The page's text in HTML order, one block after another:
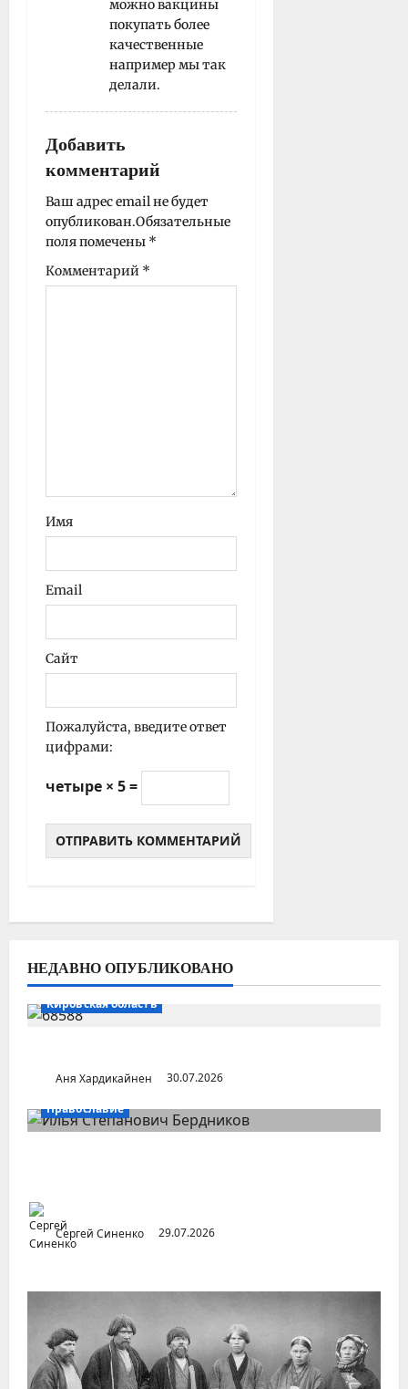
можно вакцины
покупать более
качественные
например мы так
делали.
Добавить
комментарий
Ваш адрес email не будет
опубликован.Обязательные
поля помечены *
Комментарий *
Имя
Email
Сайт
Пожалуйста, введите ответ
цифрами:
четыре × 5 =
НЕДАВНО ОПУБЛИКОВАНО
Кировская область
Аня Хардикайнен
30.07.2026
Православие
Сергей Синенко 29.07.2026